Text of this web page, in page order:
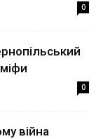
0
0
війна